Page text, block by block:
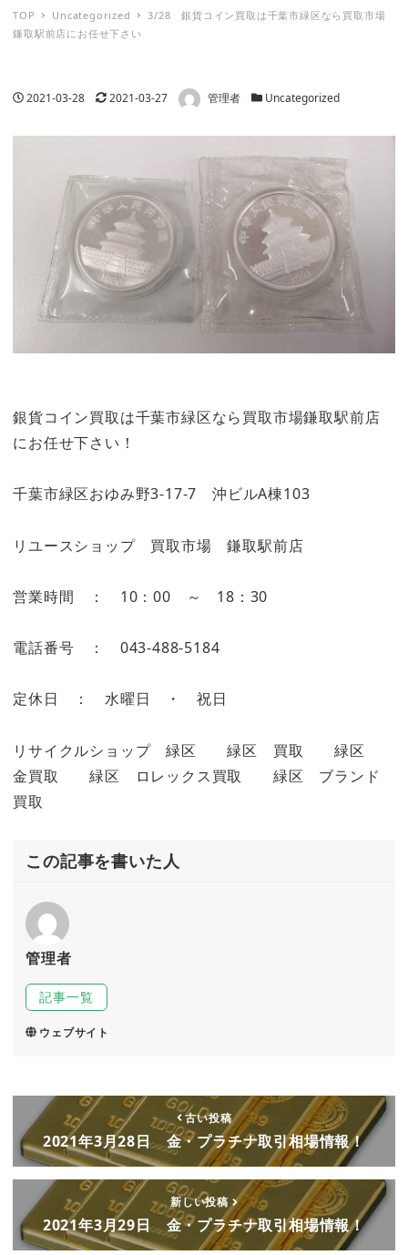
TOP Uncategorized
3/28 銀貨コイン買取は千葉市緑区なら買取市場
鎌取駅前店にお任せ下さい
投稿日
2021-03-28 更新日
2021-03-27 著者 管理者 カテゴリー
Uncategorized
銀貨コイン買取は千葉市緑区なら買取市場鎌取駅前店
にお任せ下さい！
千葉市緑区おゆみ野3-17-7 沖ビルA棟103
リユースショップ 買取市場 鎌取駅前店
営業時間 ： 10：00 ～ 18：30
電話番号 ： 043-488-5184
定休日 ： 水曜日 ・ 祝日
リサイクルショップ 緑区 緑区 買取 緑区
金買取 緑区 ロレックス買取 緑区 ブランド
買取
この記事を書いた人
管理者
記事一覧
ウェブサイト
古い投稿
2021年3月28日 金・プラチナ取引相場情報！
新しい投稿
2021年3月29日 金・プラチナ取引相場情報！